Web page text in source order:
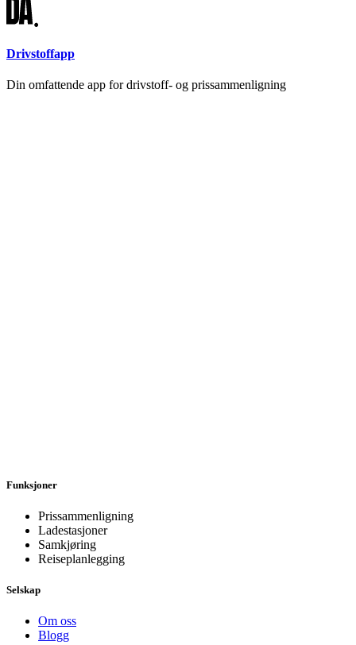
Drivstoffapp
Din omfattende app for drivstoff- og prissammenligning
Funksjoner
Prissammenligning
Ladestasjoner
Samkjøring
Reiseplanlegging
Selskap
Om oss
Blogg